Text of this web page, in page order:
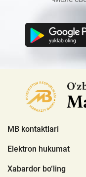
MB kontaktlari
Elektron hukumat
Xabardor bo‘ling